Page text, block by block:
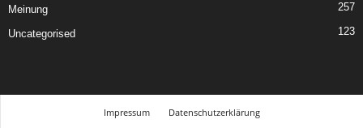
Meinung 257
Uncategorised 123
Impressum
Datenschutzerklärung